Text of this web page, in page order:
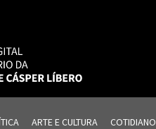
ARTE E CULTURA COTIDIANO